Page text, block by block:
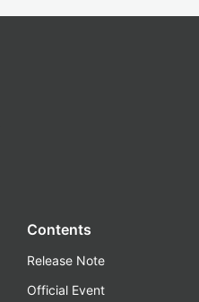
Contents
Release Note
Official Event